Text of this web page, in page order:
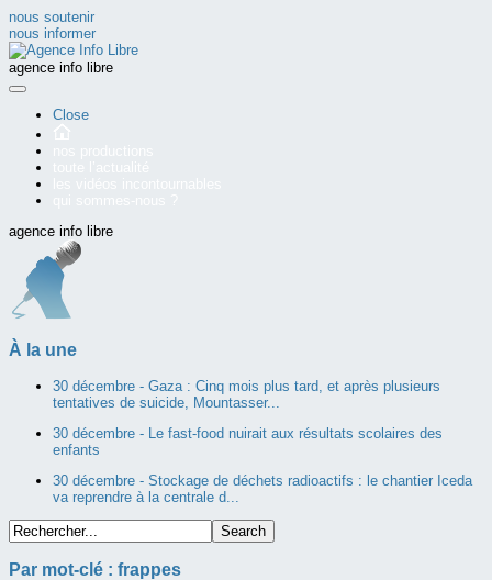
nous soutenir
nous informer
agence info libre
Close
agence info libre
À la une
30 décembre - Gaza : Cinq mois plus tard, et après plusieurs
tentatives de suicide, Mountasser...
30 décembre - Le fast-food nuirait aux résultats scolaires des
enfants
30 décembre - Stockage de déchets radioactifs : le chantier Iceda
va reprendre à la centrale d...
Par mot-clé : frappes